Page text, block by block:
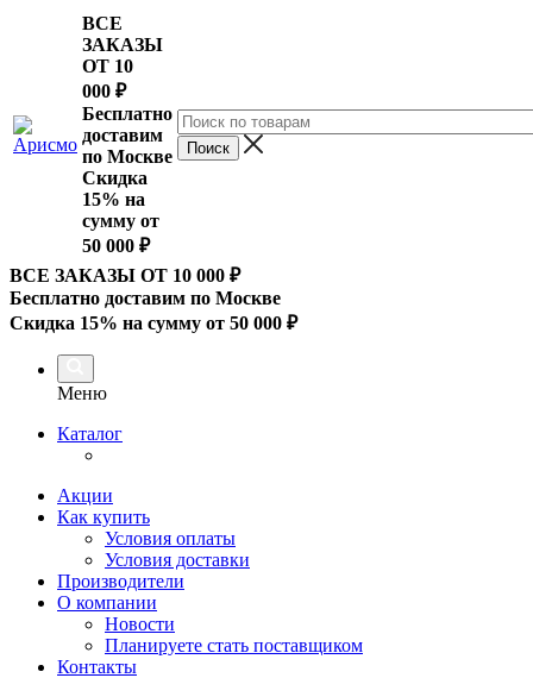
ВСЕ
ЗАКАЗЫ
ОТ 10
000 ₽
Бесплатно
доставим
по Москве
Скидка
15% на
сумму от
50 000 ₽
ВСЕ ЗАКАЗЫ ОТ 10 000 ₽
Бесплатно доставим по Москве
Скидка 15% на сумму от 50 000 ₽
Меню
Каталог
Акции
Как купить
Условия оплаты
Условия доставки
Производители
О компании
Новости
Планируете стать поставщиком
Контакты